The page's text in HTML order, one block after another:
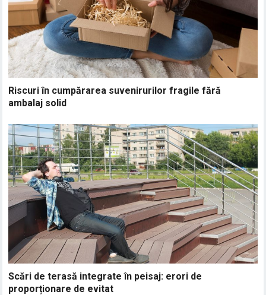
Riscuri în cumpărarea suvenirurilor fragile fără
ambalaj solid
Scări de terasă integrate în peisaj: erori de
proporționare de evitat